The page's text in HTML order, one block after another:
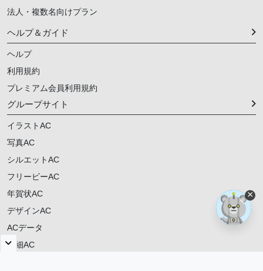
法人・複数名向けプラン
ヘルプ＆ガイド
ヘルプ
利用規約
プレミアム会員利用規約
グループサイト
イラストAC
写真AC
シルエットAC
フリービーAC
年賀状AC
デザインAC
ACデータ
明細AC
×